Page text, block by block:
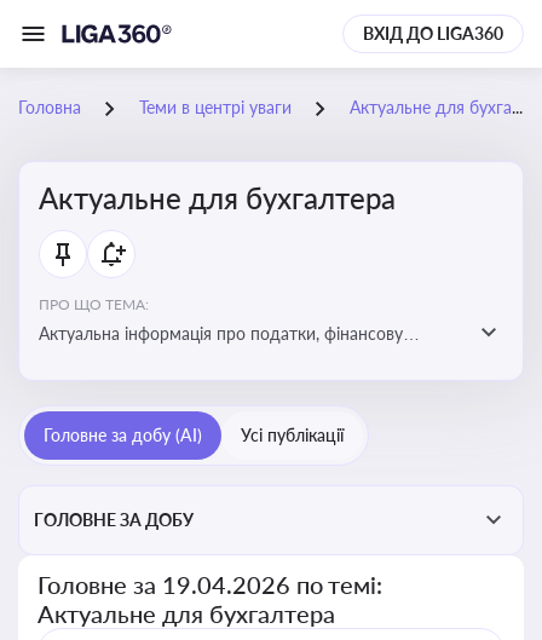
ВХІД ДО LIGA360
Головна Теми в центрі уваги Актуальне для бухгалтера
Актуальне для бухгалтера
ПРО ЩО ТЕМА:
Актуальна інформація про податки, фінансову
підприємств
Головне за добу (AI) Усі публікації
ГОЛОВНЕ ЗА ДОБУ
Головне за 19.04.2026 по темі:
Актуальне для бухгалтера